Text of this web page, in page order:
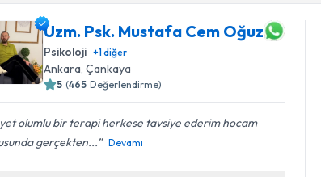
Uzm. Psk. Mustafa Cem Oğuz
Psikoloji +1diğer
Ankara,Çankaya
5 (465 Değerlendirme)
olumlu bir terapi herkese tavsiye ederim hocam
gerçekten...
Devamı